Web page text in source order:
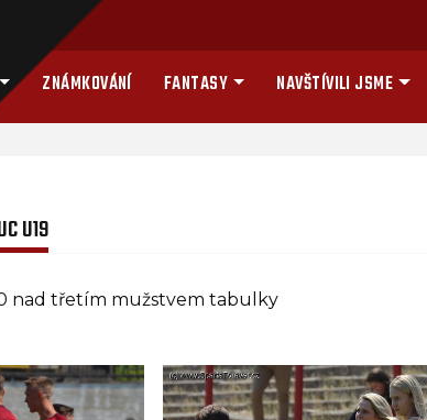
ZNÁMKOVÁNÍ FANTASY NAVŠTÍVILI JSME
U19
nad třetím mužstvem tabulky